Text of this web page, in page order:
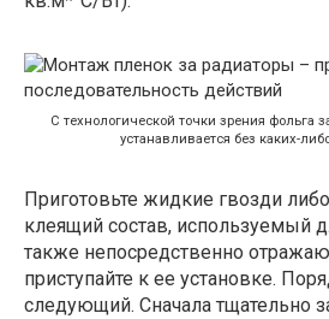
С технологической точки зрения фольга
устанавливается без каких-
Приготовьте жидкие гвозди
клеящий состав, используемый
также непосредственно
приступайте к ее установке.
следующий. Сначала тщательно